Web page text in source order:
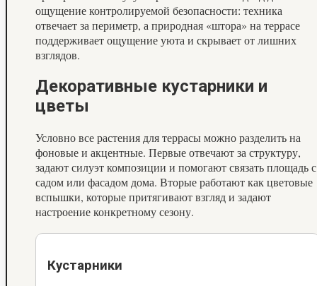
ощущение контролируемой безопасности: техника
отвечает за периметр, а природная «штора» на террасе
поддерживает ощущение уюта и скрывает от лишних
взглядов.
Декоративные кустарники и
цветы
Условно все растения для террасы можно разделить на
фоновые и акцентные. Первые отвечают за структуру,
задают силуэт композиции и помогают связать площадь с
садом или фасадом дома. Вторые работают как цветовые
вспышки, которые притягивают взгляд и задают
настроение конкретному сезону.
Кустарники